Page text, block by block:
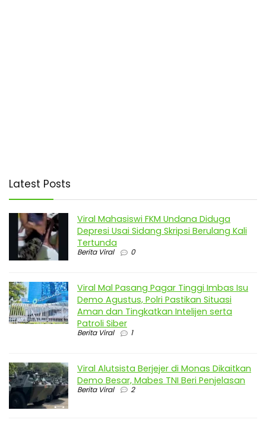
Latest Posts
Viral Mahasiswi FKM Undana Diduga
Depresi Usai Sidang Skripsi Berulang Kali
Tertunda
Berita Viral 0
Viral Mal Pasang Pagar Tinggi Imbas Isu
Demo Agustus, Polri Pastikan Situasi
Aman dan Tingkatkan Intelijen serta
Patroli Siber
Berita Viral 1
Viral Alutsista Berjejer di Monas Dikaitkan
Demo Besar, Mabes TNI Beri Penjelasan
Berita Viral 2